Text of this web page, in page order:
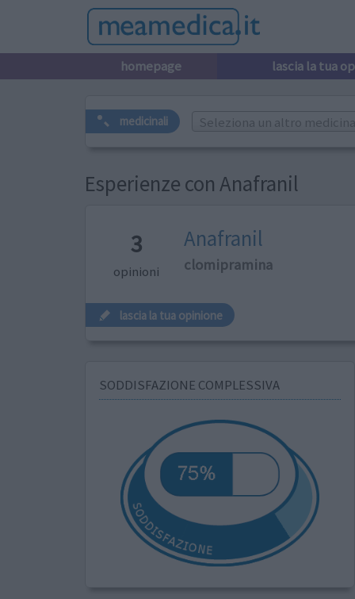
homepage lascia la tua
medicinali Seleziona un altro
Esperienze con Anafranil
3
opinioni
Anafranil
clomipramina
lascia la tua opinione
SODDISFAZIONE COMPLESSIVA